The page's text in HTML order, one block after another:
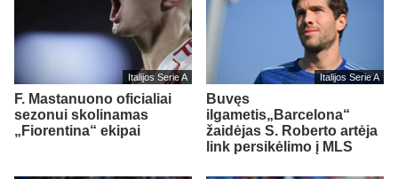
Italijos Serie A
F. Mastanuono oficialiai
sezonui skolinamas
„Fiorentina“ ekipai
Italijos Serie A
Buvęs
ilgametis„Barcelona“
žaidėjas S. Roberto artėja
link persikėlimo į MLS